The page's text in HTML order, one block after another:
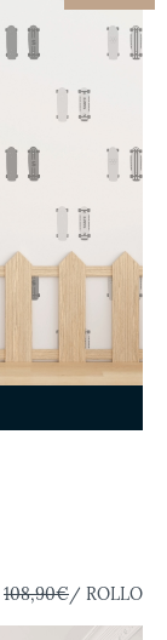
108,90€/ ROLLO